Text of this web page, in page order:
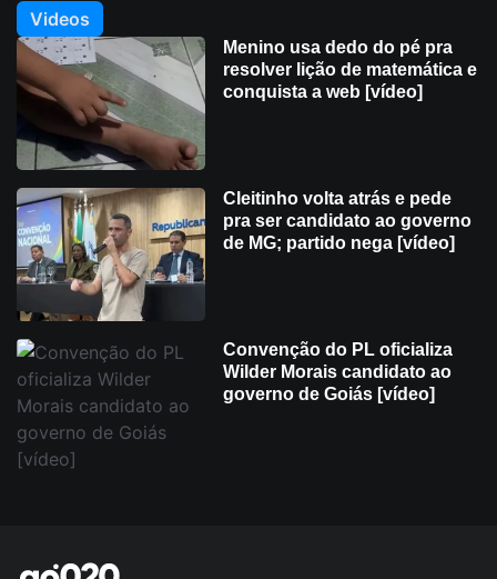
Videos
Menino usa dedo do pé pra
resolver lição de matemática e
conquista a web [vídeo]
Cleitinho volta atrás e pede
pra ser candidato ao governo
de MG; partido nega [vídeo]
Convenção do PL oficializa
Wilder Morais candidato ao
governo de Goiás [vídeo]